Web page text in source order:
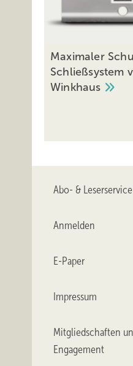
Maximaler
Schließsystem
Winkhaus
Abo- & Leserservice
Anmelden
E-Paper
Impressum
Mitgliedschaften
Engagement